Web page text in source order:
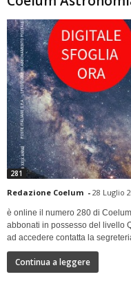
281
Redazione Coelum - 28 Luglio
è online il numero 280 di
abbonati in possesso del livello
ad accedere contatta la
Continua a leggere